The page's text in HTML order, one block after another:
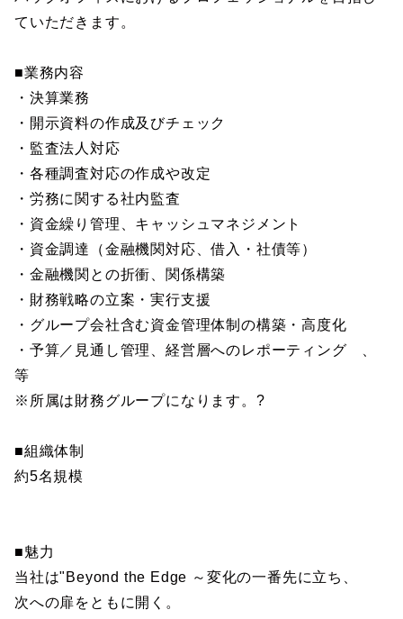
ていただきます。
■業務内容
・決算業務
・開示資料の作成及びチェック
・監査法人対応
・各種調査対応の作成や改定
・労務に関する社内監査
・資金繰り管理、キャッシュマネジメント
・資金調達（金融機関対応、借入・社債等）
・金融機関との折衝、関係構築
・財務戦略の立案・実行支援
・グループ会社含む資金管理体制の構築・高度化
・予算／見通し管理、経営層へのレポーティング 、
等
※所属は財務グループになります。?
■組織体制
約5名規模
■魅力
当社は"Beyond the Edge ～変化の一番先に立ち、
次への扉をともに開く。